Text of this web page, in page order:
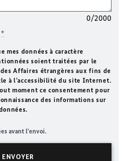
0/2000
*
mes données à caractère
soient traitées par le
Affaires étrangères aux fins de
à l’accessibilité du site Internet.
moment ce consentement pour
des informations sur
avant l'envoi.